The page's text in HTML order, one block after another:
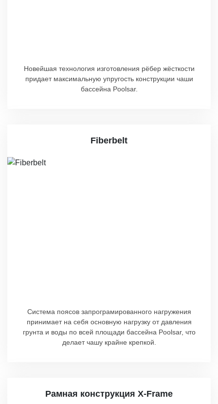
Новейшая технология изготовления рёбер жёсткости
придает максимальную упругость конструкции чаши
бассейна Poolsar.
Fiberbelt
Cистема поясов запрограмированного нагружения
принимает на себя основную нагрузку от давления
грунта и воды по всей площади бассейна Poolsar, что
делает чашу крайне крепкой.
Рамная конструкция X-Frame